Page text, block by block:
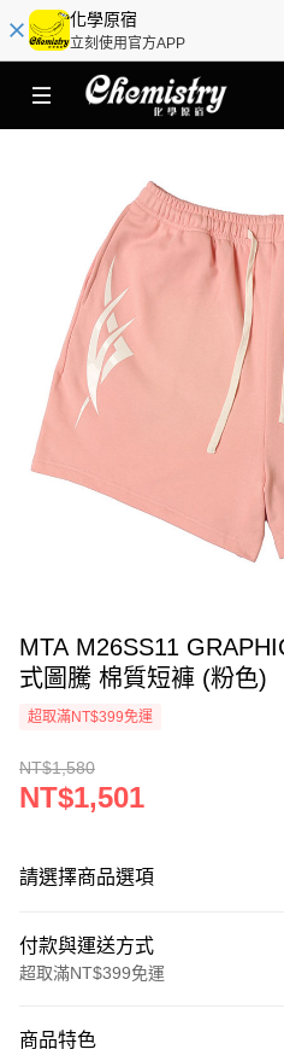
化學原宿
立刻使用官方APP
MTA M26SS11
式圖騰 棉質短褲 (粉色)
超取滿NT$399免運
NT$1,580
NT$1,501
請選擇商品選項
付款與運送方式
超取滿NT$399免運
信用卡一次付款
商品特色